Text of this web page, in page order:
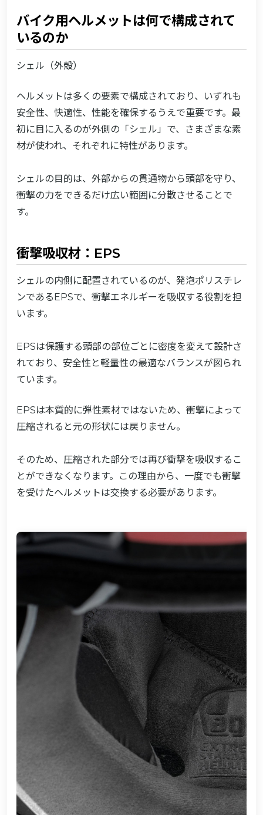
バイク用ヘルメットは何で構成されて
いるのか
シェル（外殻）
ヘルメットは多くの要素で構成されており、いずれも
安全性、快適性、性能を確保するうえで重要です。最
初に目に入るのが外側の「シェル」で、さまざまな素
材が使われ、それぞれに特性があります。
シェルの目的は、外部からの貫通物から頭部を守り、
衝撃の力をできるだけ広い範囲に分散させることで
す。
衝撃吸収材：EPS
シェルの内側に配置されているのが、発泡ポリスチレ
ンであるEPSで、衝撃エネルギーを吸収する役割を担
います。
EPSは保護する頭部の部位ごとに密度を変えて設計さ
れており、安全性と軽量性の最適なバランスが図られ
ています。
EPSは本質的に弾性素材ではないため、衝撃によって
圧縮されると元の形状には戻りません。
そのため、圧縮された部分では再び衝撃を吸収するこ
とができなくなります。この理由から、一度でも衝撃
を受けたヘルメットは交換する必要があります。